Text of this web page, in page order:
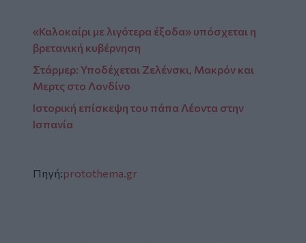
«Καλοκαίρι με λιγότερα έξοδα» υπόσχεται η
βρετανική κυβέρνηση
Στάρμερ: Υποδέχεται Ζελένσκι, Μακρόν και
Μερτς στο Λονδίνο
Ιστορική επίσκεψη του πάπα Λέοντα στην
Ισπανία
Πηγή:protothema.gr